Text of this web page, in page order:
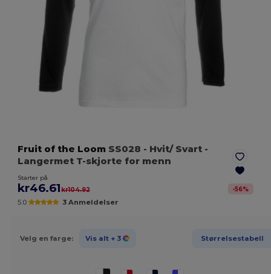
Fruit of the Loom SS028 - Hvit/ Svart -
Langermet T-skjorte for menn
Starter på
kr46.61kr104.92 -56%
5.0 3 Anmeldelser
Velg en farge: Vis alt + 3 Størrelsestabell